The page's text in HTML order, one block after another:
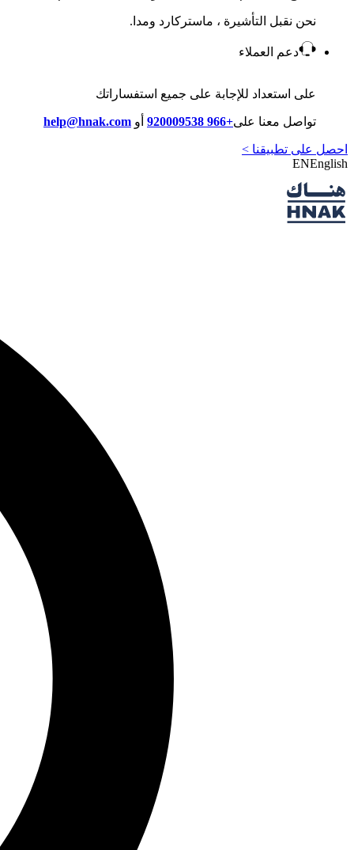
نحن نقبل التأشيرة ، ماستركارد ومدا.
دعم العملاء
على استعداد للإجابة على جميع استفساراتك
تواصل معنا على+966 920009538 أو help@hnak.com
احصل على تطبيقنا >
ENEnglish